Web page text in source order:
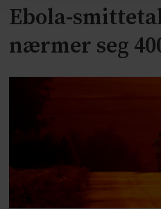
Ebola-
nærmer seg